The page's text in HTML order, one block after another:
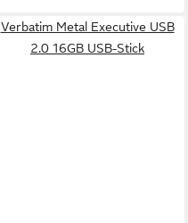
Verbatim Metal Executive USB
2.0 16GB USB-Stick